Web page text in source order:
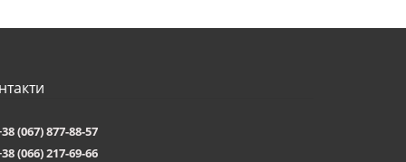
(067) 877-88-57
(066) 217-69-66